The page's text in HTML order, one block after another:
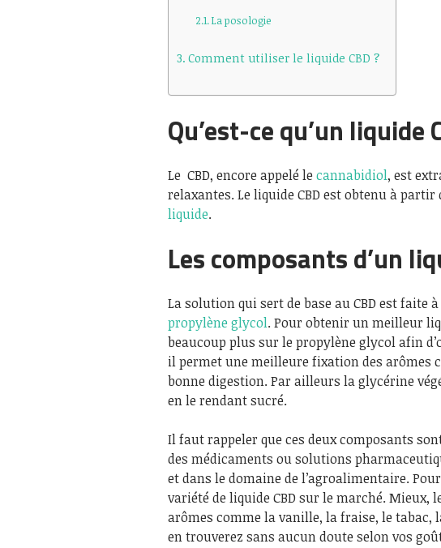
La posologie
Comment utiliser le liquide CBD ?
Qu’est-ce qu’un liquide
Le CBD, encore appelé le cannabidiol, est
relaxantes. Le liquide CBD est obtenu à
liquide.
Les composants d’un
La solution qui sert de base au CBD est faite
propylène glycol. Pour obtenir un meilleur
beaucoup plus sur le propylène glycol afin
il permet une meilleure fixation des arômes
bonne digestion. Par ailleurs la glycérine
en le rendant sucré.
Il faut rappeler que ces deux composants
des médicaments ou solutions
et dans le domaine de l’agroalimentaire.
variété de liquide CBD sur le marché.
arômes comme la vanille, la fraise, le tabac,
en trouverez sans aucun doute selon vos